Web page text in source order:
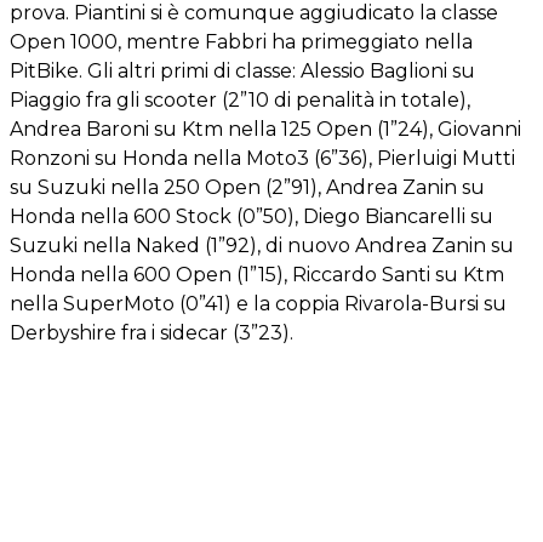
prova. Piantini si è comunque aggiudicato la classe
Open 1000, mentre Fabbri ha primeggiato nella
PitBike. Gli altri primi di classe: Alessio Baglioni su
Piaggio fra gli scooter (2”10 di penalità in totale),
Andrea Baroni su Ktm nella 125 Open (1”24), Giovanni
Ronzoni su Honda nella Moto3 (6”36), Pierluigi Mutti
su Suzuki nella 250 Open (2”91), Andrea Zanin su
Honda nella 600 Stock (0”50), Diego Biancarelli su
Suzuki nella Naked (1”92), di nuovo Andrea Zanin su
Honda nella 600 Open (1”15), Riccardo Santi su Ktm
nella SuperMoto (0”41) e la coppia Rivarola-Bursi su
Derbyshire fra i sidecar (3”23).